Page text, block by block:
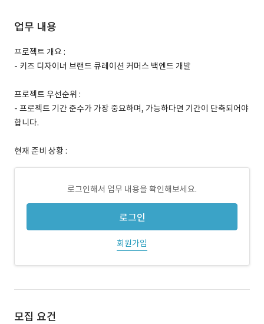
업무 내용
프로젝트 개요 :
- 키즈 디자이너 브랜드 큐레이션 커머스 백엔드 개발
프로젝트 우선순위 :
- 프로젝트 기간 준수가 가장 중요하며, 가능하다면 기간이 단축되어야
합니다.
현재 준비 상황 :
로그인해서 업무 내용을 확인해보세요.
로그인
회원가입
모집 요건